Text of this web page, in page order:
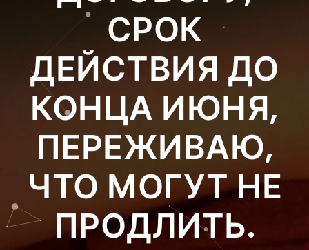
СРОК
ДЕЙСТВИЯ ДО
КОНЦА ИЮНЯ,
ПЕРЕЖИВАЮ,
ЧТО МОГУТ НЕ
ПРОДЛИТЬ.